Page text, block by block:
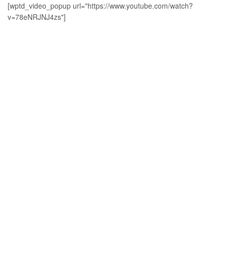
[wptd_video_popup url="https://www.youtube.com/watch?
v=78eNRJNJ4zs"]